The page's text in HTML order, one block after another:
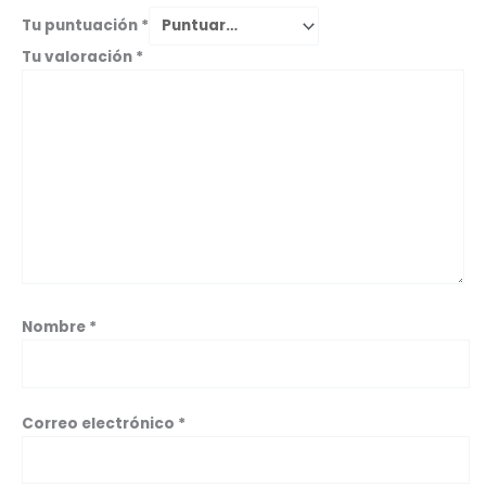
Tu puntuación *
Tu valoración *
Nombre *
Correo electrónico *